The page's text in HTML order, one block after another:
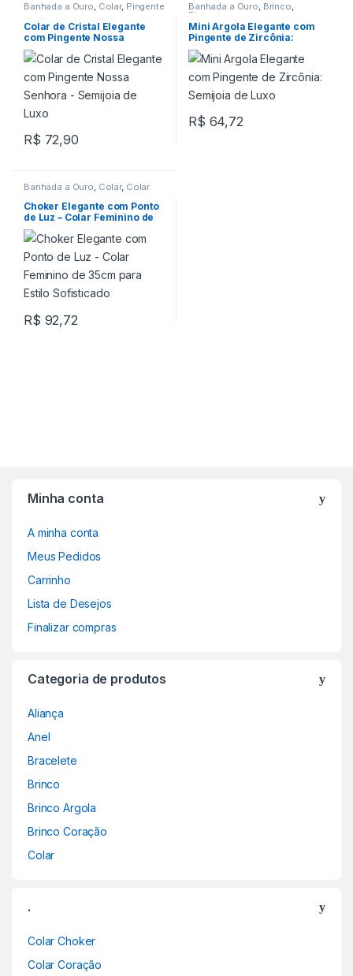
Banhada a Ouro, Colar, Pingente
Colar de Cristal Elegante
com Pingente Nossa
Senhora – Semijoia de Luxo
R$ 72,90
Banhada a Ouro, Brinco,
Pingente
Mini Argola Elegante com
Pingente de Zircônia:
Semijoia de Luxo
R$ 64,72
Banhada a Ouro, Colar, Colar
Choker Elegante com Ponto
de Luz – Colar Feminino de
35cm para Estilo Sofisticado
R$ 92,72
Minha conta
A minha conta
Meus Pedidos
Carrinho
Lista de Desejos
Finalizar compras
Categoria de produtos
Aliança
Anel
Bracelete
Brinco
Brinco Argola
Brinco Coração
Colar
.
Colar Choker
Colar Coração